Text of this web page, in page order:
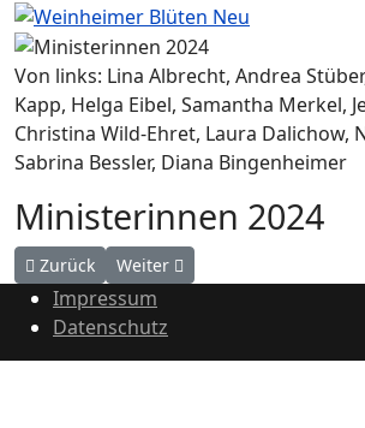
Von links: Lina Albrecht, Andrea
Kapp, Helga Eibel, Samantha Merkel,
Christina Wild-Ehret, Laura Dalichow,
Sabrina Bessler, Diana Bingenheimer
Ministerinnen 2024
Vorheriger Beitrag: Minister 2024
Zurück Nächster Beitrag: Minister 2023
Weiter
Impressum
Datenschutz